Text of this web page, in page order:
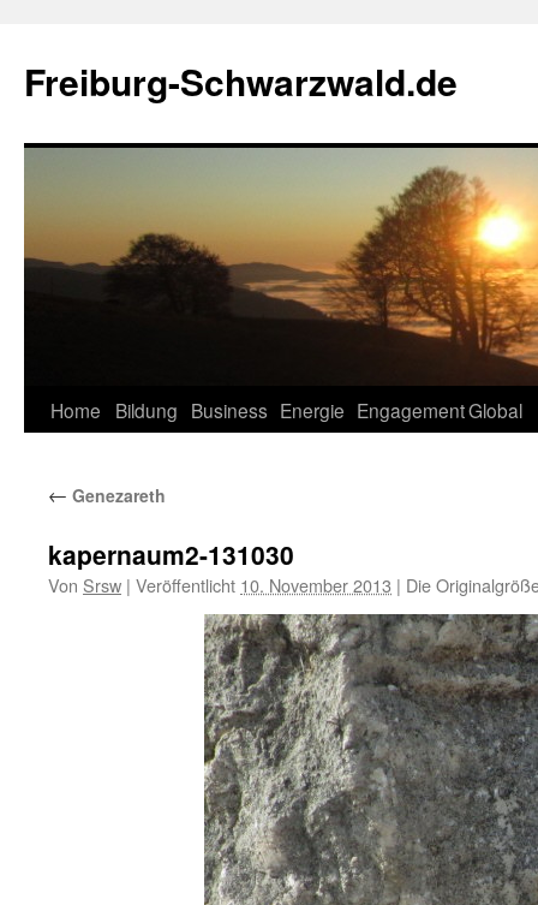
springen
Freiburg-Schwarzwald.de
Home Bildung Business Energie EngagementGlobal
← Genezareth
kapernaum2-131030
Von Srsw | Veröffentlicht 10. November 2013 | Die